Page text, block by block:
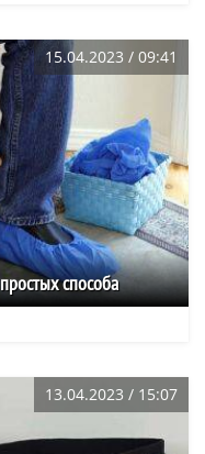
15.04.2023 / 09:41
способа
13.04.2023 / 15:07